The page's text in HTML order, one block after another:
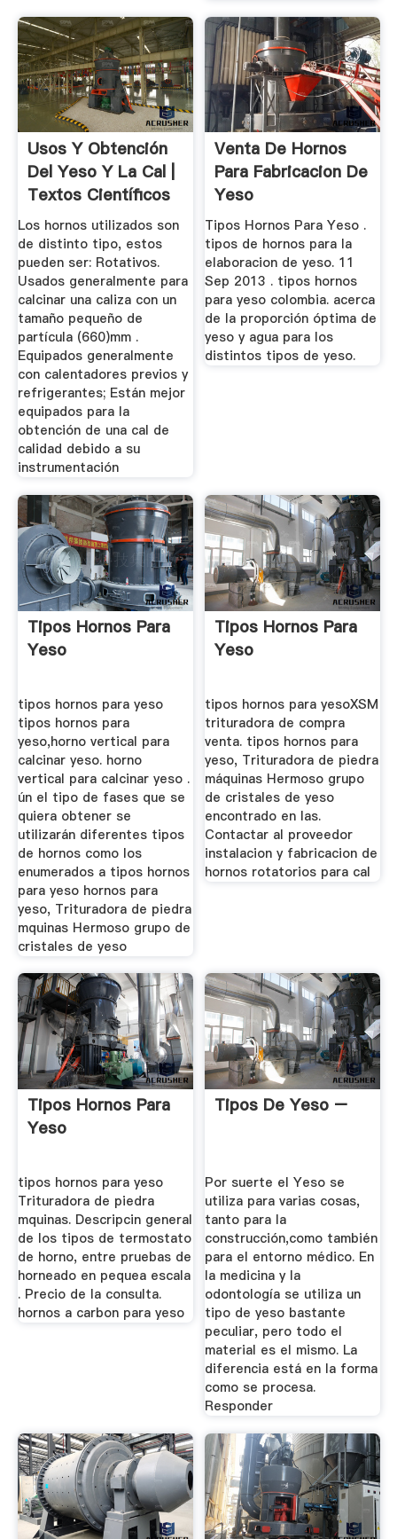
Usos Y Obtención
Del Yeso Y La Cal |
Textos Científicos
Los hornos utilizados son
de distinto tipo, estos
pueden ser: Rotativos.
Usados generalmente para
calcinar una caliza con un
tamaño pequeño de
partícula (660)mm .
Equipados generalmente
con calentadores previos y
refrigerantes; Están mejor
equipados para la
obtención de una cal de
calidad debido a su
instrumentación
Venta De Hornos
Para Fabricacion De
Yeso
Tipos Hornos Para Yeso .
tipos de hornos para la
elaboracion de yeso. 11
Sep 2013 . tipos hornos
para yeso colombia. acerca
de la proporción óptima de
yeso y agua para los
distintos tipos de yeso.
Tipos Hornos Para
Yeso
tipos hornos para yeso
tipos hornos para
yeso,horno vertical para
calcinar yeso. horno
vertical para calcinar yeso .
ún el tipo de fases que se
quiera obtener se
utilizarán diferentes tipos
de hornos como los
enumerados a tipos hornos
para yeso hornos para
yeso, Trituradora de piedra
mquinas Hermoso grupo de
cristales de yeso
Tipos Hornos Para
Yeso
tipos hornos para yesoXSM
trituradora de compra
venta. tipos hornos para
yeso, Trituradora de piedra
máquinas Hermoso grupo
de cristales de yeso
encontrado en las.
Contactar al proveedor
instalacion y fabricacion de
hornos rotatorios para cal
Tipos Hornos Para
Yeso
tipos hornos para yeso
Trituradora de piedra
mquinas. Descripcin general
de los tipos de termostato
de horno, entre pruebas de
horneado en pequea escala
. Precio de la consulta.
hornos a carbon para yeso
Tipos De Yeso –
Por suerte el Yeso se
utiliza para varias cosas,
tanto para la
construcción,como también
para el entorno médico. En
la medicina y la
odontología se utiliza un
tipo de yeso bastante
peculiar, pero todo el
material es el mismo. La
diferencia está en la forma
como se procesa.
Responder